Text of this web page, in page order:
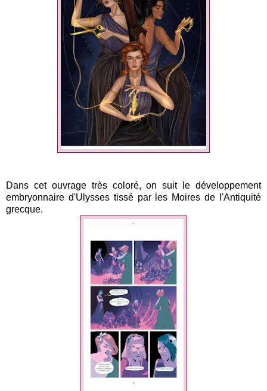
Dans cet ouvrage très coloré, on suit le développement
embryonnaire d'Ulysses tissé par les Moires de l'Antiquité
grecque.